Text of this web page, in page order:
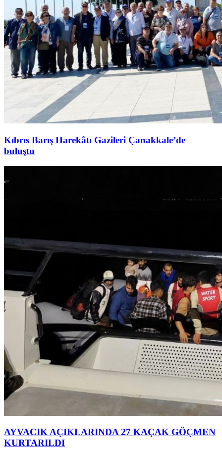
Kıbrıs Barış Harekâtı Gazileri Çanakkale’de
buluştu
AYVACIK AÇIKLARINDA 27 KAÇAK GÖÇMEN
KURTARILDI